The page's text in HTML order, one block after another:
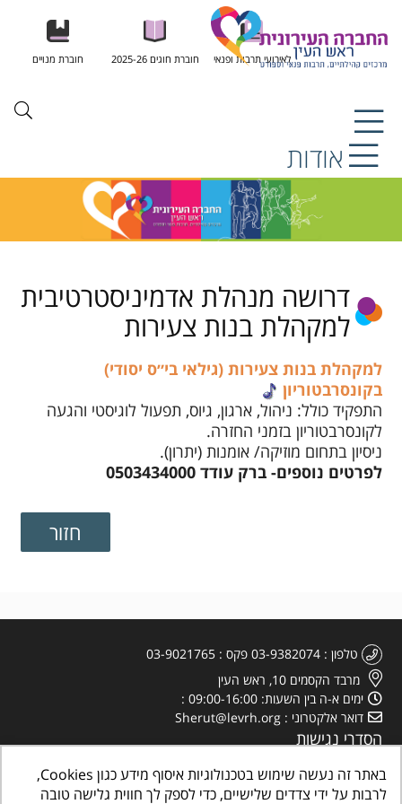
לאירועי תרבות ופנאי חוברת חוגים 2025-26 חוברת מנויים
אודות
דרושה מנהלת אדמיניסטרטיבית
למקהלת בנות צעירות
למקהלת בנות צעירות(גילאי בי״ס יסודי)
בקונסרבטוריון
התפקיד כולל: ניהול, ארגון, גיוס, תפעול לוגיסטי והגעה
לקונסרבטוריון בזמני החזרה.
ניסיון בתחום מוזיקה/ אומנות (יתרון).
לפרטים נוספים- ברק עודד 0503434000
טלפון 03-9382074 פקס
03-9021765
מרבד הקסמים 10, ראש העין
ימים א-ה בין השעות: 09:00-16:00
דואר אלקטרוני
Sherut@levrh.org
הסדרי נגישות
באתר זה נעשה שימוש בטכנולוגיות איסוף מידע כגון Cookies,
לרבות על ידי צדדים שלישיים, כדי לספק לך חווית גלישה טובה